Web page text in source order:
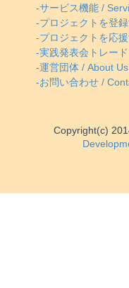
-サービス機能 /
-プロジェクトを登
-プロジェクトを応
-実践発表会トレー
-運営団体 / About Us
-お問い合わせ /
Copyright(c)